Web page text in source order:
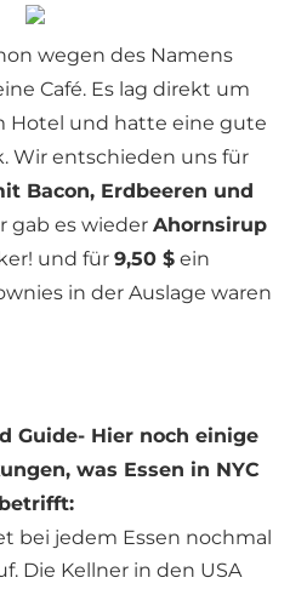
wegen des Namens
Café. Es lag direkt um
Hotel und hatte eine gute
Wir entschieden uns für
Bacon, Erdbeeren und
gab es wieder Ahornsirup
und für 9,50 $ ein
in der Auslage waren
Guide- Hier noch einige
was Essen in NYC
betrifft:
bei jedem Essen nochmal
Die Kellner in den USA